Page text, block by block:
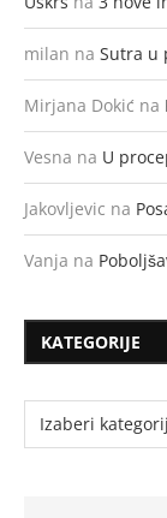
milan na Sutra u
Mirjana Dokić na
Vesna na U
Jakovljevic na
Vanja na
KATEGORIJE